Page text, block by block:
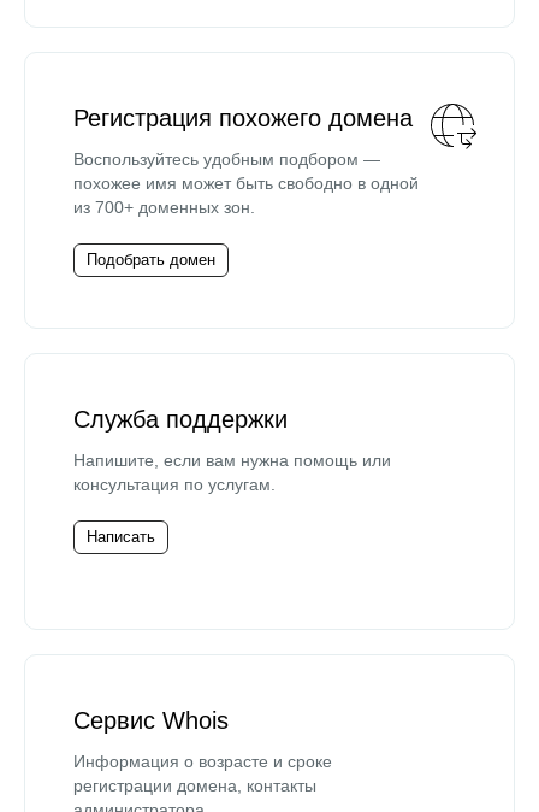
Регистрация похожего домена
Воспользуйтесь удобным подбором —
похожее имя может быть свободно в одной
из 700+ доменных зон.
Подобрать домен
Служба поддержки
Напишите, если вам нужна помощь или
консультация по услугам.
Написать
Сервис Whois
Информация о возрасте и сроке
регистрации домена, контакты